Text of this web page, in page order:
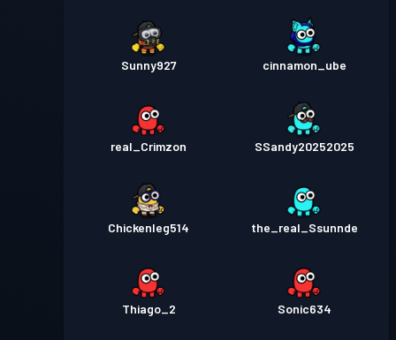
Sunny927 cinnamon_ube
real_Crimzon SSandy20252025
Chickenleg514 the_real_Ssunnde
Thiago_2 Sonic634